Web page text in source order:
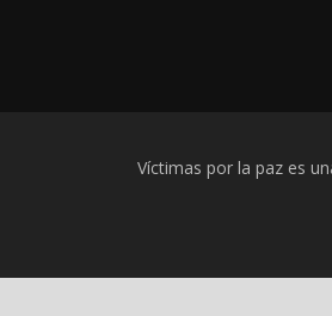
Víctimas por la paz es